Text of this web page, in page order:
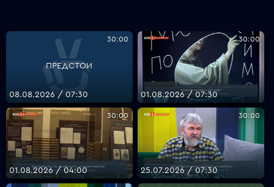
VOYO
ПРЕДСТОИ
30:00
08.08.2026 / 07:30
30:00
01.08.2026 / 07:30
30:00
01.08.2026 / 04:00
30:00
25.07.2026 / 07:30